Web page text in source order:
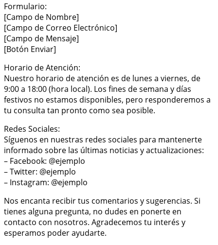
Formulario:
[Campo de Nombre]
[Campo de Correo Electrónico]
[Campo de Mensaje]
[Botón Enviar]
Horario de Atención:
Nuestro horario de atención es de lunes a viernes, de
9:00 a 18:00 (hora local). Los fines de semana y días
festivos no estamos disponibles, pero responderemos a
tu consulta tan pronto como sea posible.
Redes Sociales:
Síguenos en nuestras redes sociales para mantenerte
informado sobre las últimas noticias y actualizaciones:
– Facebook: @ejemplo
– Twitter: @ejemplo
– Instagram: @ejemplo
Nos encanta recibir tus comentarios y sugerencias. Si
tienes alguna pregunta, no dudes en ponerte en
contacto con nosotros. Agradecemos tu interés y
esperamos poder ayudarte.